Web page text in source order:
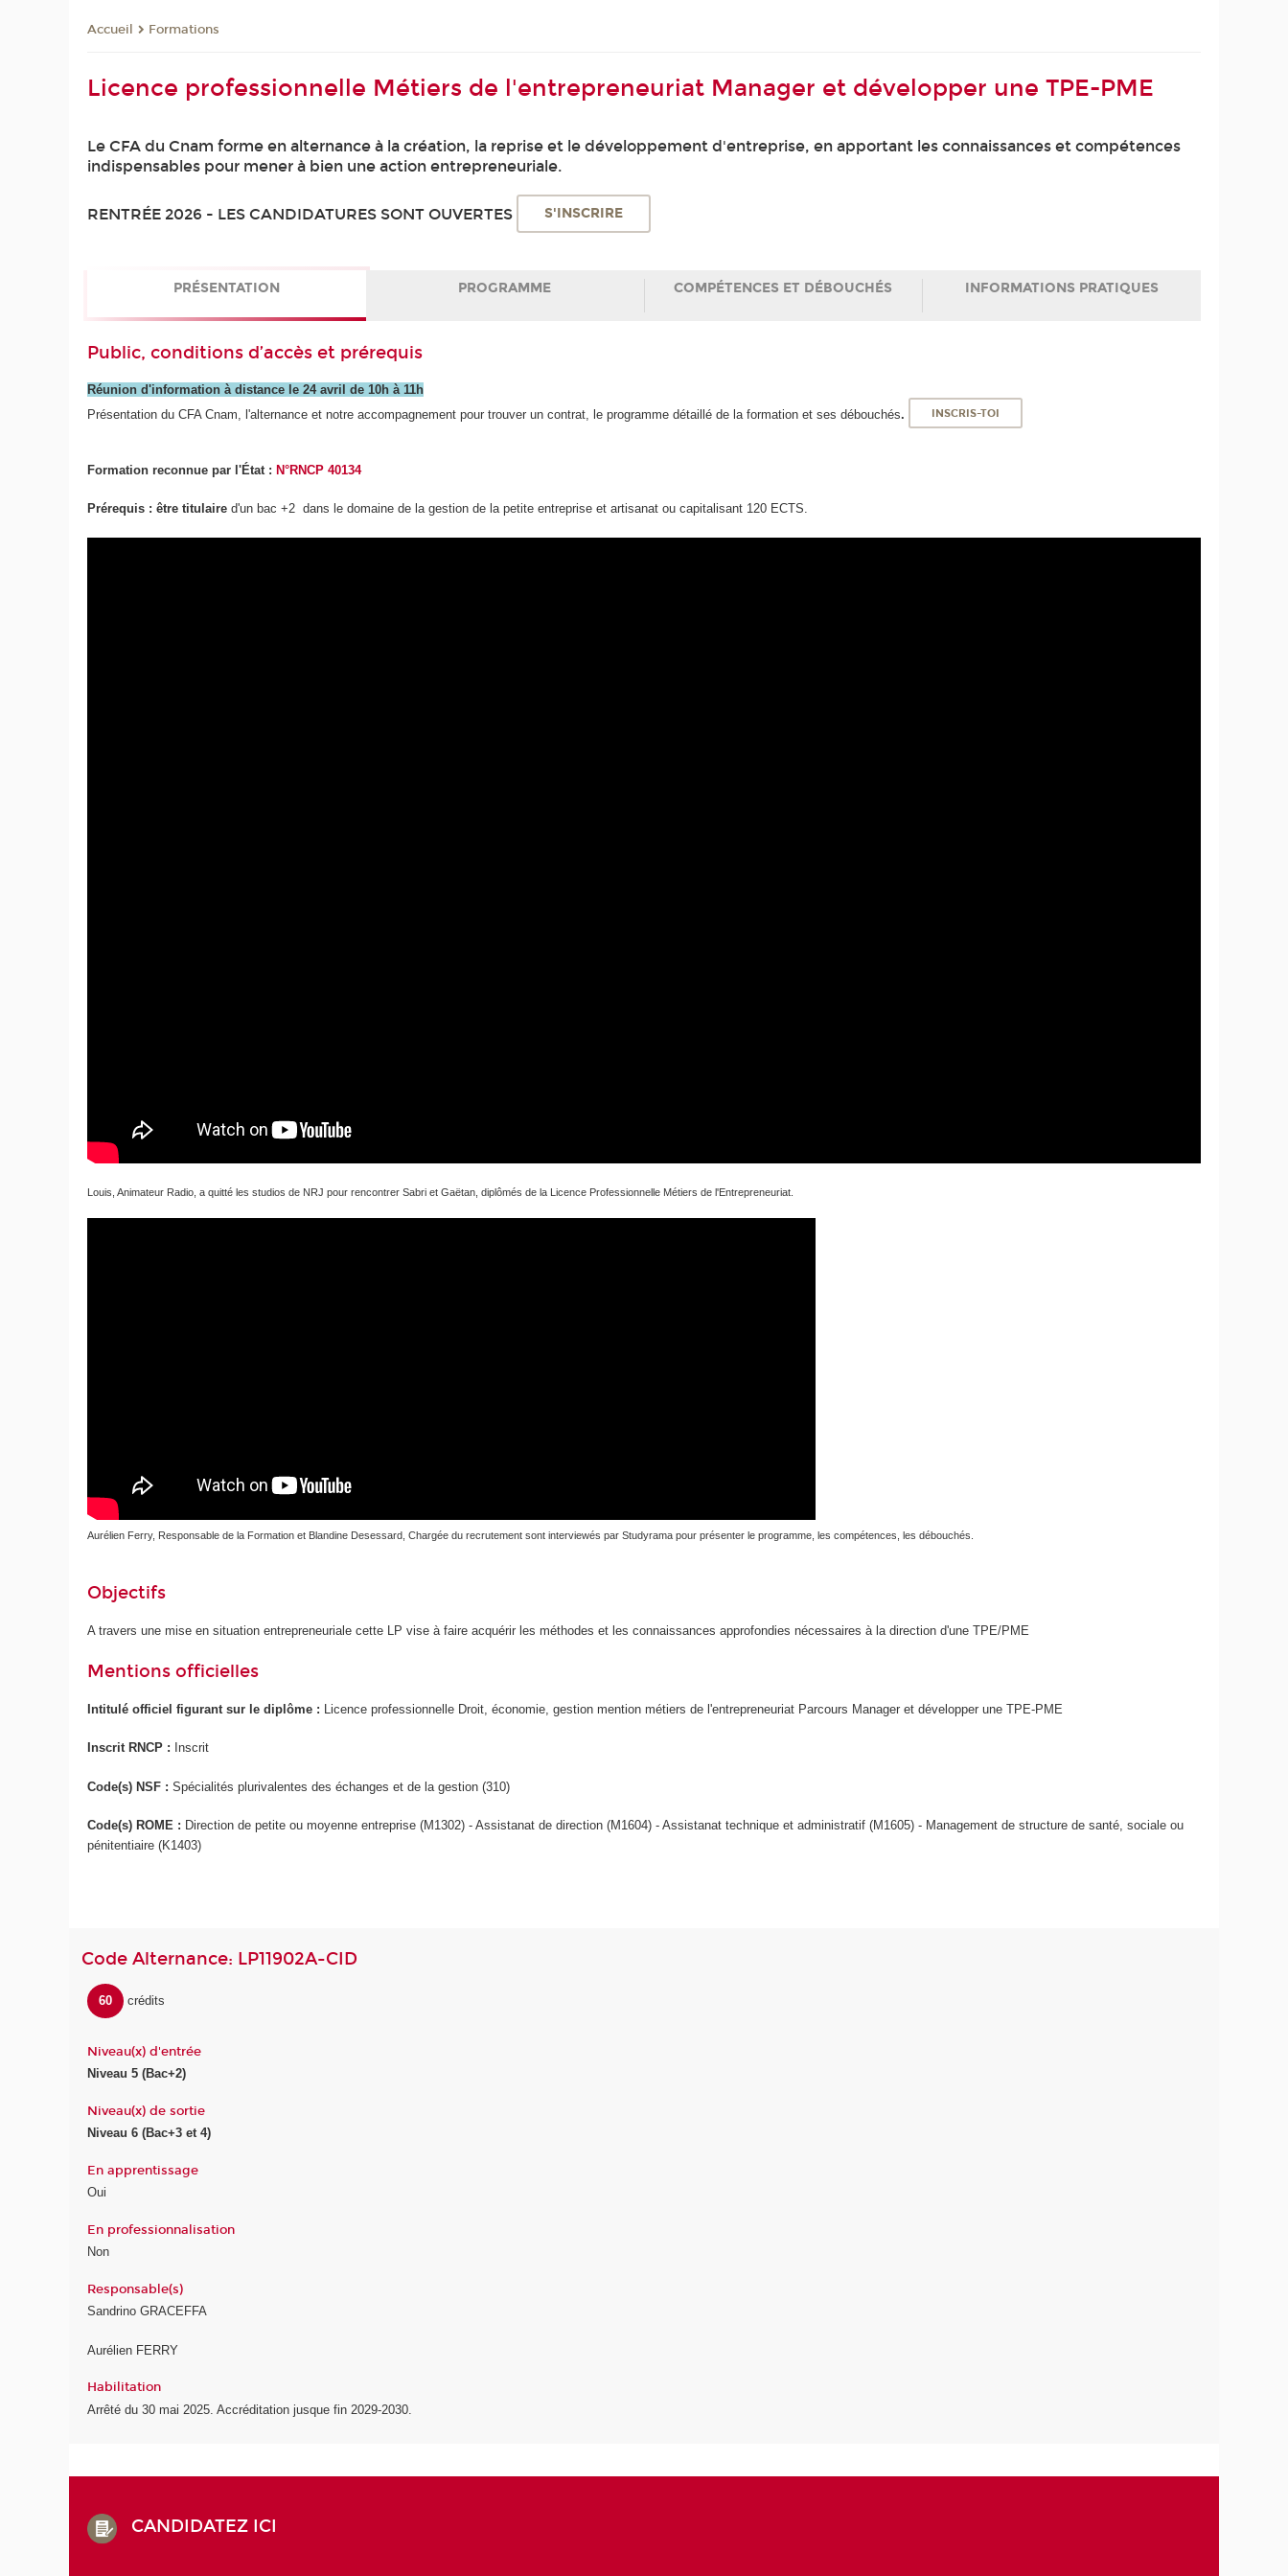
Accueil Formations
Licence professionnelle Métiers de l'entrepreneuriat Manager et développer une TPE-PME
Le CFA du Cnam forme en alternance à la création, la reprise et le développement d'entreprise, en apportant les connaissances et compétences
indispensables pour mener à bien une action entrepreneuriale.
RENTRÉE 2026 - LES CANDIDATURES SONT OUVERTES S'INSCRIRE
PRÉSENTATION PROGRAMME COMPÉTENCES ET DÉBOUCHÉS INFORMATIONS PRATIQUES
Public, conditions d’accès et prérequis
Réunion d'information à distance le 24 avril de 10h à 11h
Présentation du CFA Cnam, l'alternance et notre accompagnement pour trouver un contrat, le programme détaillé de la formation et ses débouchés. INSCRIS-TOI
Formation reconnue par l'État : N°RNCP 40134
Prérequis : êtretitulaired'un bac +2 dans le domaine de la gestion de la petite entreprise et artisanat ou capitalisant 120 ECTS.
Louis, Animateur Radio, a quitté les studios de NRJ pour rencontrer Sabri et Gaëtan, diplômés de la Licence Professionnelle Métiers de l'Entrepreneuriat.
Aurélien Ferry, Responsable de la Formation et Blandine Desessard, Chargée du recrutement sont interviewés par Studyrama pour présenter le programme, les compétences, les débouchés.
Objectifs
A travers une mise en situation entrepreneuriale cette LP vise à faire acquérir les méthodes et les connaissances approfondies nécessaires à la direction d'une TPE/PME
Mentions officielles
Intitulé officiel figurant sur le diplôme : Licence professionnelle Droit, économie, gestion mention métiers de l'entrepreneuriat Parcours Manager et développer une TPE-PME
Inscrit RNCP : Inscrit
Code(s) NSF :Spécialités plurivalentes des échanges et de la gestion (310)
Code(s) ROME : Direction de petite ou moyenne entreprise (M1302) - Assistanat de direction (M1604) - Assistanat technique et administratif (M1605) - Management de structure de santé, sociale ou
pénitentiaire (K1403)
Code Alternance: LP11902A-CID
60 crédits
Niveau(x) d'entrée
Niveau 5 (Bac+2)
Niveau(x) de sortie
Niveau 6 (Bac+3 et 4)
En apprentissage
Oui
En professionnalisation
Non
Responsable(s)
Sandrino GRACEFFA
Aurélien FERRY
Habilitation
Arrêté du 30 mai 2025. Accréditation jusque fin 2029-2030.
CANDIDATEZ ICI